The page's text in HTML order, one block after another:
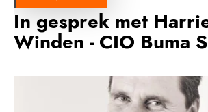
In gesprek met
Winden - CIO Buma